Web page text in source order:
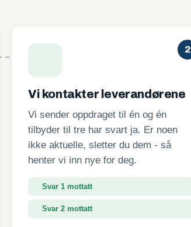
2
Vi kontakter leverandørene
Vi sender oppdraget til én og én
tilbyder til tre har svart ja. Er noen
ikke aktuelle, sletter du dem - så
henter vi inn nye for deg.
Svar 1 mottatt
Svar 2 mottatt